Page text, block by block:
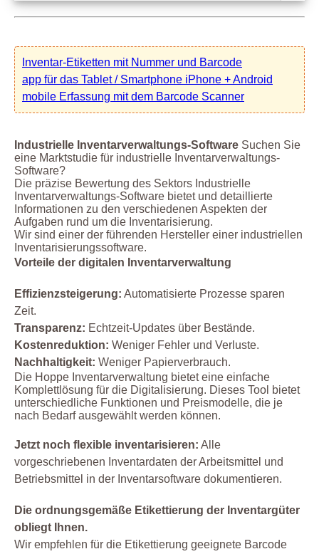
Inventar-Etiketten mit Nummer und Barcode
app für das Tablet / Smartphone iPhone + Android
mobile Erfassung mit dem Barcode Scanner
Industrielle Inventarverwaltungs-Software Suchen Sie
eine Marktstudie für industrielle Inventarverwaltungs-
Software?
Die präzise Bewertung des Sektors Industrielle
Inventarverwaltungs-Software bietet und detaillierte
Informationen zu den verschiedenen Aspekten der
Aufgaben rund um die Inventarisierung.
Wir sind einer der führenden Hersteller einer industriellen
Inventarisierungssoftware.
Vorteile der digitalen Inventarverwaltung
Effizienzsteigerung: Automatisierte Prozesse sparen
Zeit.
Transparenz: Echtzeit-Updates über Bestände.
Kostenreduktion: Weniger Fehler und Verluste.
Nachhaltigkeit: Weniger Papierverbrauch.
Die Hoppe Inventarverwaltung bietet eine einfache
Komplettlösung für die Digitalisierung. Dieses Tool bietet
unterschiedliche Funktionen und Preismodelle, die je
nach Bedarf ausgewählt werden können.
Jetzt noch flexible inventarisieren: Alle
vorgeschriebenen Inventardaten der Arbeitsmittel und
Betriebsmittel in der Inventarsoftware dokumentieren.
Die ordnungsgemäße Etikettierung der Inventargüter
obliegt Ihnen.
Wir empfehlen für die Etikettierung geeignete Barcode